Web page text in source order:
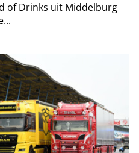
of Drinks uit Middelburg